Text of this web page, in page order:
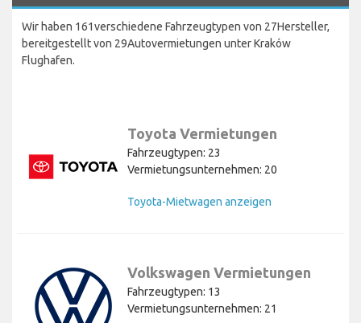
Wir haben 161verschiedene Fahrzeugtypen von 27Hersteller,
bereitgestellt von 29Autovermietungen unter Kraków
Flughafen.
Toyota Vermietungen
Fahrzeugtypen: 23
Vermietungsunternehmen: 20
Toyota-Mietwagen anzeigen
Volkswagen Vermietungen
Fahrzeugtypen: 13
Vermietungsunternehmen: 21